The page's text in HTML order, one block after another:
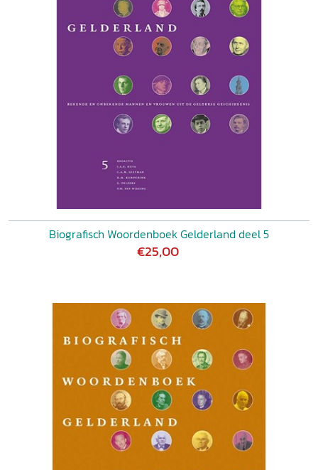
Biografisch Woordenboek Gelderland deel 5
€25,00